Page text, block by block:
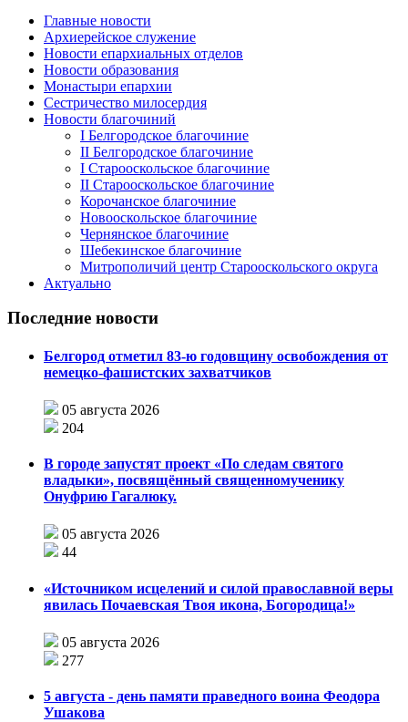
Главные новости
Архиерейское служение
Новости епархиальных отделов
Новости образования
Монастыри епархии
Сестричество милосердия
Новости благочиний
I Белгородское благочиние
II Белгородское благочиние
I Старооскольское благочиние
II Старооскольское благочиние
Корочанское благочиние
Новооскольское благочиние
Чернянское благочиние
Шебекинское благочиние
Митрополичий центр Старооскольского округа
Актуально
Последние новости
Белгород отметил 83-ю годовщину освобождения от
немецко-фашистских захватчиков
05 августа 2026
204
В городе запустят проект «По следам святого
владыки», посвящённый священномученику
Онуфрию Гагалюку.
05 августа 2026
44
«Источником исцелений и силой православной веры
явилась Почаевская Твоя икона, Богородица!»
05 августа 2026
277
5 августа - день памяти праведного воина Феодора
Ушакова